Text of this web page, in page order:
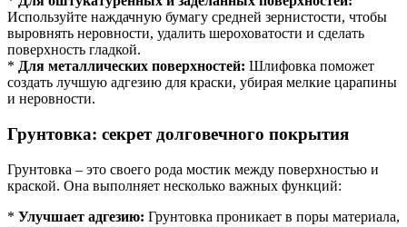
Используйте наждачную бумагу средней зернистости, чтобы
выровнять неровности, удалить шероховатости и сделать
поверхность гладкой.
* Для металлических поверхностей: Шлифовка поможет
создать лучшую адгезию для краски, убирая мелкие царапины
и неровности.
Грунтовка: секрет долговечного покрытия
Грунтовка – это своего рода мостик между поверхностью и
краской. Она выполняет несколько важных функций:
* Улучшает адгезию: Грунтовка проникает в поры материала,